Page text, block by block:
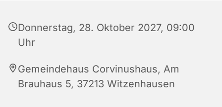
Donnerstag, 28. Oktober 2027, 09:00
Uhr
Gemeindehaus Corvinushaus, Am
Brauhaus 5, 37213 Witzenhausen